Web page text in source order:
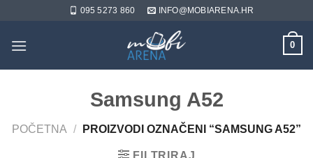
content
095 5273 860 INFO@MOBIARENA.HR
0
Samsung A52
POČETNA / PROIZVODI OZNAČENI “SAMSUNG A52”